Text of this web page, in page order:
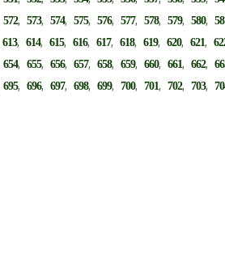
572,573,574,575,576,577,578,579,580,
613,614,615,616,617,618,619,620,621,
654,655,656,657,658,659,660,661,662,
695,696,697,698,699,700,701,702,703,